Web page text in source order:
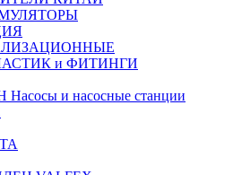
и ФИТИНГИ
Насосы и насосные станции